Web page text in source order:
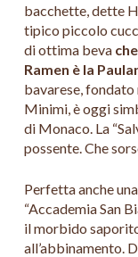
bacchette, dette
tipico piccolo
di ottima beva
Ramen è la
bavarese, fondato
Minimi, è oggi
di Monaco. La
possente. Che
Perfetta anche
“Accademia San
il morbido
all’abbinamento.